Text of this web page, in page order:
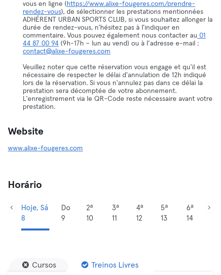
vous en ligne ( https://www.alixe-fougeres.com/prendre-
rendez-vous), de sélectionner les prestations mentionnées
ADHÉRENT URBAN SPORTS CLUB, si vous souhaitez allonger la
durée de rendez-vous, n'hésitez pas à l'indiquer en
commentaire. Vous pouvez également nous contacter au 01
44 87 00 94 (9h-17h – lun au vend) ou à l’adresse e-mail :
contact@alixe-fougeres.com
Veuillez noter que cette réservation vous engage et qu'il est
nécessaire de respecter le délai d'annulation de 12h indiqué
lors de la réservation. Si vous n'annulez pas dans ce délai la
prestation sera décomptée de votre abonnement.
L'enregistrement via le QR-Code reste nécessaire avant votre
prestation.
Website
www.alixe-fougeres.com
Horário
Hoje, Sá
8
Do
9
2ª
10
3ª
11
4ª
12
5ª
13
6ª
14
Cursos Treinos Livres